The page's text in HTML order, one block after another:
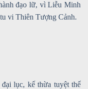
đạo lữ, vì Liễu Minh
vi Thiên Tượng Cảnh.
lục, kế thừa tuyệt thế